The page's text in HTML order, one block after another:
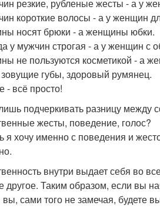
резкие, рубленые жесты - а у
короткие волосы - а у женщин
носят брюки - а женщины юбки.
у мужчин строгая - а у женщин с
не пользуются косметикой - а
зовущие губы, здоровый румянец.
- всё просто!
подчеркивать разницу между
жесты, поведение, голос?
я хочу именно с поведения и
внутри выдает себя во
другое. Таким образом, если вы
сами того не замечая, будете